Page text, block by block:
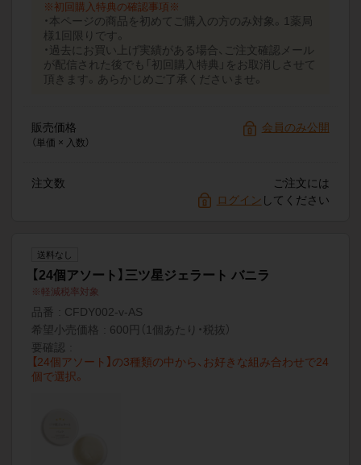
※初回購入特典の確認事項※
・本ページの商品を初めてご購入の方のみ対象。1薬局
様1回限りです。
・過去にお買い上げ実績がある場合、ご注文確認メール
が配信された後でも「初回購入特典」をお取消しさせて
頂きます。あらかじめご了承くださいませ。
販売価格
（単価 × 入数）
会員のみ公開
注文数
ご注文には
ログイン してください
送料なし
【24個アソート】三ツ星ジェラート バニラ
軽減税率対象
品番
CFDY002-v-AS
希望小売価格
600円（1個あたり・税抜）
要確認
【24個アソート】の3種類の中から、お好きな組み合わせで24
個で選択。